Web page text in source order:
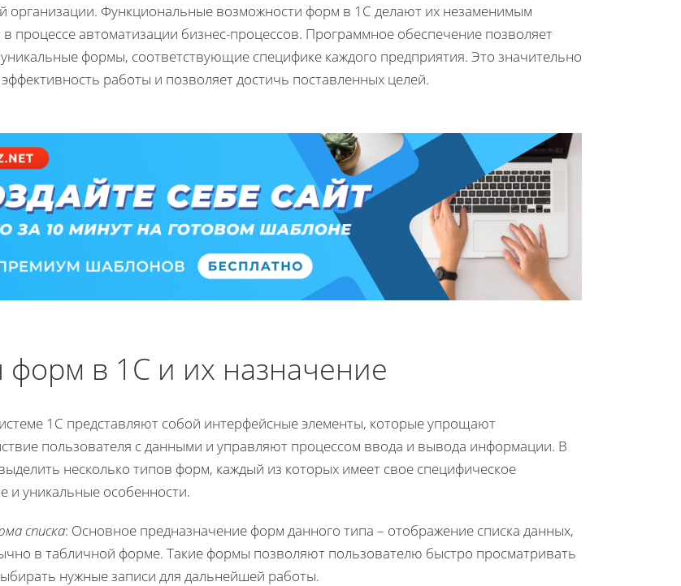
организации. Функциональные возможности форм в 1С делают их незаменимым
процессе автоматизации бизнес-процессов. Программное обеспечение позволяет
уникальные формы, соответствующие специфике каждого предприятия. Это значительно
работы и позволяет достичь поставленных целей.
в 1С и их назначение
1С представляют собой интерфейсные элементы, которые упрощают
пользователя с данными и управляют процессом ввода и вывода информации. В
несколько типов форм, каждый из которых имеет свое специфическое
и уникальные особенности.
списка: Основное предназначение форм данного типа – отображение списка данных,
в табличной форме. Такие формы позволяют пользователю быстро просматривать
нужные записи для дальнейшей работы.